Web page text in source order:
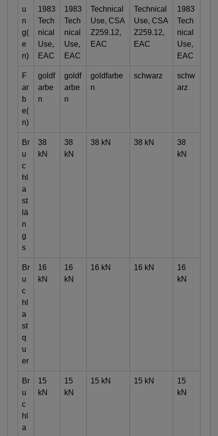
u
n
g(
e
n)
1983
Tech
nical
Use,
EAC
1983
Tech
nical
Use,
EAC
Technical
Use, CSA
Z259.12,
EAC
Technical
Use, CSA
Z259.12,
EAC
1983
Tech
nical
Use,
EAC
F
ar
b
e(
n)
goldf
arbe
n
goldf
arbe
n
goldfarbe
n
schwarz
schw
arz
Br
u
c
hl
a
st
lä
n
g
s
38
kN
38
kN
38 kN 38 kN
38
kN
Br
u
c
hl
a
st
q
u
er
16
kN
16
kN
16 kN 16 kN
16
kN
Br
u
c
hl
a
15
kN
15
kN
15 kN 15 kN
15
kN